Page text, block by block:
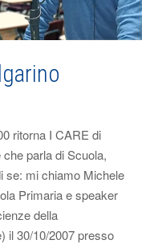
ritorna I CARE di
parla di Scuola,
se: mi chiamo Michele
Primaria e speaker
della
il 30/10/2007 presso